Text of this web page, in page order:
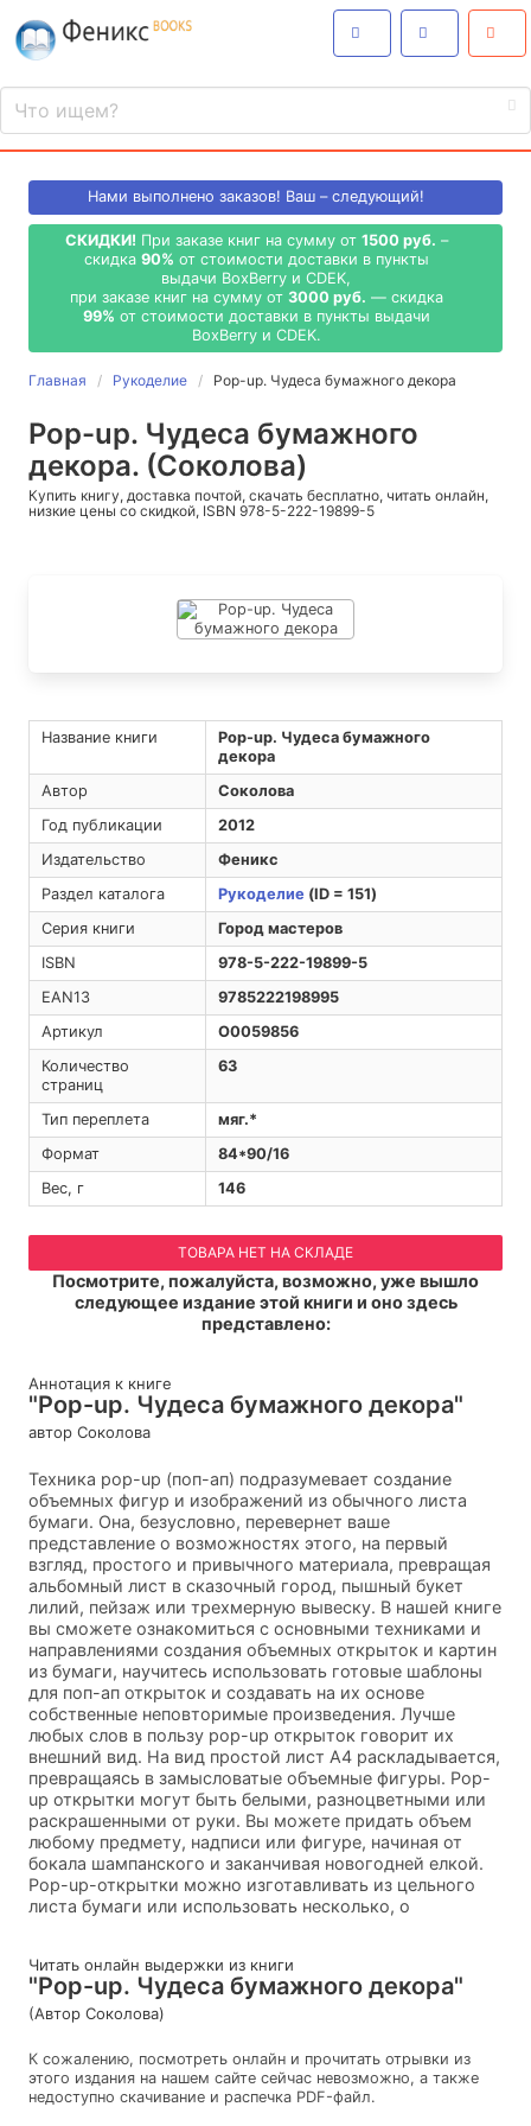
Нами выполнено заказов! Ваш – следующий!
СКИДКИ! При заказе книг на сумму от 1500 руб. –
скидка 90% от стоимости доставки в пункты
выдачи BoxBerry и CDEK,
при заказе книг на сумму от 3000 руб. — скидка
99% от стоимости доставки в пункты выдачи
BoxBerry и CDEK.
Главная Рукоделие Pop-up. Чудеса бумажного декора
Pop-up. Чудеса бумажного
декора. (Соколова)
Купить книгу, доставка почтой, скачать бесплатно, читать онлайн,
низкие цены со скидкой, ISBN 978-5-222-19899-5
Название книги
Pop-up. Чудеса бумажного
декора
Автор
Соколова
Год публикации
2012
Издательство
Феникс
Раздел каталога
Рукоделие(ID = 151)
Серия книги
Город мастеров
ISBN
978-5-222-19899-5
EAN13
9785222198995
Артикул
O0059856
Количество
страниц
63
Тип переплета
мяг.*
Формат
84*90/16
Вес, г
146
ТОВАРА НЕТ НА СКЛАДЕ
Посмотрите, пожалуйста, возможно, уже вышло
следующее издание этой книги и оно здесь
представлено:
Аннотация к книге
"Pop-up. Чудеса бумажного декора"
автор Соколова
Техника рор-uр (поп-ап) подразумевает создание
объемных фигур и изображений из обычного листа
бумаги. Она, безусловно, перевернет ваше
представление о возможностях этого, на первый
взгляд, простого и привычного материала, превращая
альбомный лист в сказочный город, пышный букет
лилий, пейзаж или трехмерную вывеску. В нашей книге
вы сможете ознакомиться с основными техниками и
направлениями создания объемных открыток и картин
из бумаги, научитесь использовать готовые шаблоны
для поп-ап открыток и создавать на их основе
собственные неповторимые произведения. Лучше
любых слов в пользу рор-uр открыток говорит их
внешний вид. На вид простой лист А4 раскладывается,
превращаясь в замысловатые объемные фигуры. Рор-
uр открытки могут быть белыми, разноцветными или
раскрашенными от руки. Вы можете придать объем
любому предмету, надписи или фигуре, начиная от
бокала шампанского и заканчивая новогодней елкой.
Рор-uр-открытки можно изготавливать из цельного
листа бумаги или использовать несколько, о
Читать онлайн выдержки из книги
"Pop-up. Чудеса бумажного декора"
(Автор Соколова)
К сожалению, посмотреть онлайн и прочитать отрывки из
этого издания на нашем сайте сейчас невозможно, а также
недоступно скачивание и распечка PDF-файл.